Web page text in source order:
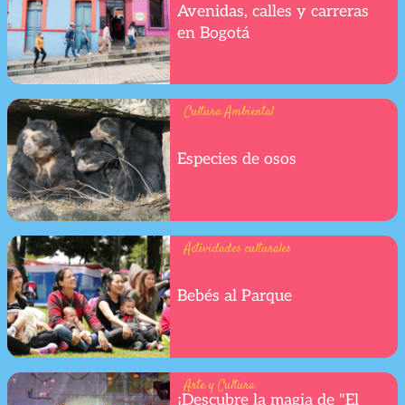
Avenidas, calles y carreras
en Bogotá
Cultura Ambiental
Especies de osos
Actividades culturales
Bebés al Parque
Arte y Cultura
¡Descubre la magia de "El